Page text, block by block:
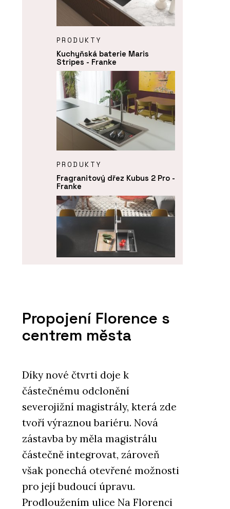
PRODUKTY
Kuchyňská baterie Maris
Stripes - Franke
PRODUKTY
Fragranitový dřez Kubus 2 Pro -
Franke
PRODUKTY
Filtrační baterie Vital Tap -
Franke
Propojení Florence s
centrem města
Díky nové čtvrti doje k
částečnému odclonění
severojižní magistrály, která zde
tvoří výraznou bariéru. Nová
zástavba by měla magistrálu
částečně integrovat, zároveň
však ponechá otevřené možnosti
pro její budoucí úpravu.
Prodloužením ulice Na Florenci